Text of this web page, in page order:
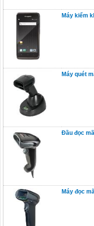
Máy kiểm
Máy quét
Đầu đọc
Máy đọc